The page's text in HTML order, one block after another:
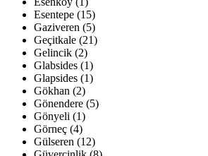
Esentepe (15)
Gaziveren (5)
Geçitkale (21)
Gelincik (2)
Glabsides (1)
Glapsides (1)
Gökhan (2)
Gönendere (5)
Gönyeli (1)
Görneç (4)
Gülseren (12)